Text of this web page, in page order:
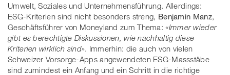
Umwelt, Soziales und Unternehmensführung. Allerdings:
ESG-Kriterien sind nicht besonders streng, Benjamin Manz,
Geschäftsführer von Moneyland zum Thema:«Immer wieder
gibt es berechtigte Diskussionen, wie nachhaltig diese
Kriterien wirklich sind» . Immerhin: die auch von vielen
Schweizer Vorsorge-Apps angewendeten ESG-Massstäbe
sind zumindest ein Anfang und ein Schritt in die richtige